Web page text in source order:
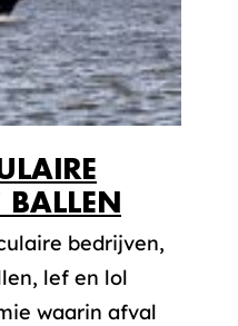
BALLEN
bedrijven,
lef en lol
waarin afval